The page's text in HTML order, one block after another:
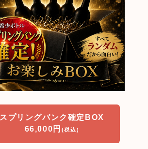
スプリングバンク確定BOX
66,000円 (税込)